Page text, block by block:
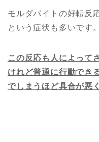
モルダバイトの好転反
という症状も多いです。
この反応も人によって
けれど普通に行動でき
でしまうほど具合が悪